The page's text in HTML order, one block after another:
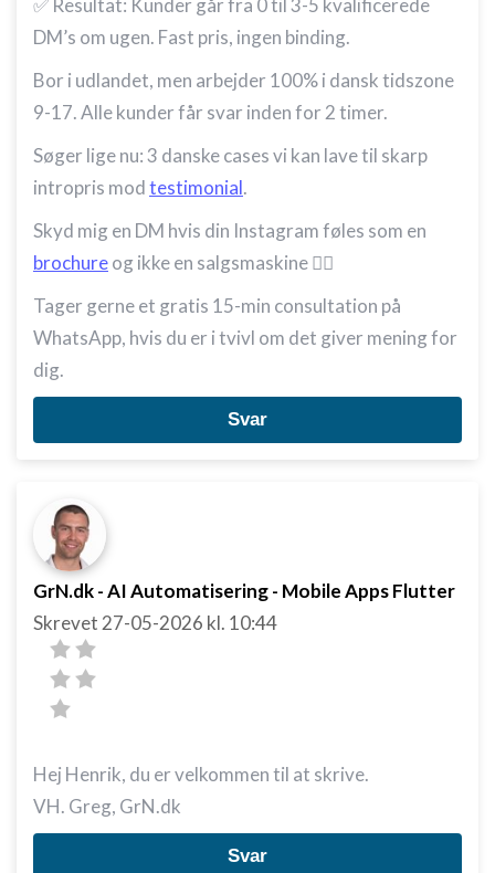
✅ Resultat: Kunder går fra 0 til 3-5 kvalificerede
DM’s om ugen. Fast pris, ingen binding.
Bor i udlandet, men arbejder 100% i dansk tidszone
9-17. Alle kunder får svar inden for 2 timer.
Søger lige nu: 3 danske cases vi kan lave til skarp
intropris modtestimonial.
Skyd mig en DM hvis din Instagram føles som en
brochureog ikke en salgsmaskine 👇🏻
Tager gerne et gratis 15-min consultation på
WhatsApp, hvis du er i tvivl om det giver mening for
dig.
Svar
GrN.dk - AI Automatisering - Mobile Apps Flutter
Skrevet 27-05-2026 kl. 10:44
Hej Henrik, du er velkommen til at skrive.
VH. Greg, GrN.dk
Svar